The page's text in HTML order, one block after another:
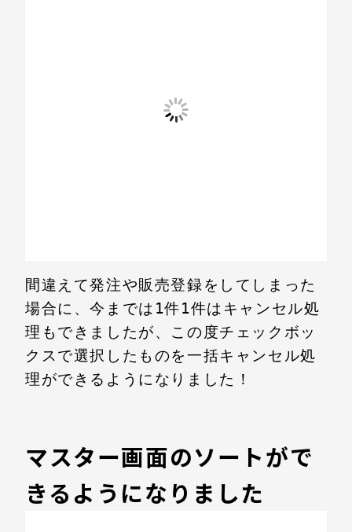
間違えて発注や販売登録をしてしまった
場合に、今までは1件1件はキャンセル処
理もできましたが、この度チェックボッ
クスで選択したものを一括キャンセル処
理ができるようになりました！
マスター画面のソートがで
きるようになりました